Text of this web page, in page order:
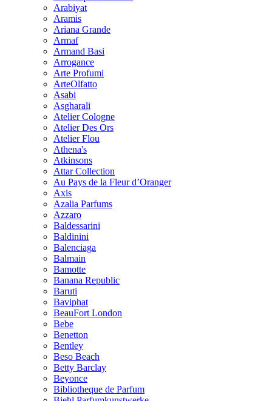
Arabiyat
Aramis
Ariana Grande
Armaf
Armand Basi
Arrogance
Arte Profumi
ArteOlfatto
Asabi
Asgharali
Atelier Cologne
Atelier Des Ors
Atelier Flou
Athena's
Atkinsons
Attar Collection
Au Pays de la Fleur d’Oranger
Axis
Azalia Parfums
Azzaro
Baldessarini
Baldinini
Balenciaga
Balmain
Bamotte
Banana Republic
Baruti
Baviphat
BeauFort London
Bebe
Benetton
Bentley
Beso Beach
Betty Barclay
Beyonce
Bibliotheque de Parfum